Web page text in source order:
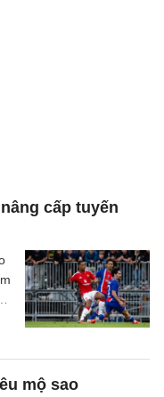
cấp tuyến
ra
mộ sao